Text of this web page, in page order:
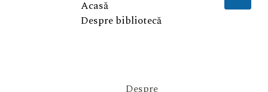
Acasă
Despre bibliotecă